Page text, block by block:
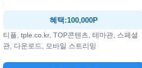
혜택:100,000P
티플, tple.co.kr, TOP콘텐츠, 테마관, 스페셜
관, 다운로드, 모바일 스트리밍